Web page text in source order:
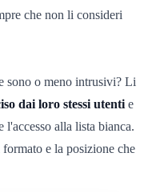
che non li consideri
sono o meno intrusivi? Li
dai loro stessi utenti e
l'accesso alla lista bianca.
e la posizione che